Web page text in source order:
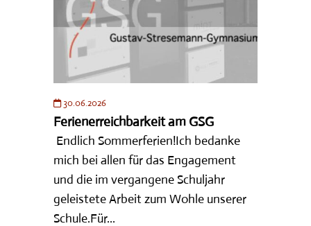
30.06.2026
Ferienerreichbarkeit am GSG
Endlich Sommerferien!Ich bedanke
mich bei allen für das Engagement
und die im vergangene Schuljahr
geleistete Arbeit zum Wohle unserer
Schule.Für...